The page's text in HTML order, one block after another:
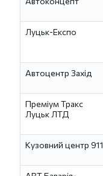
Луцьк-Експо
Автоцентр Захід
Преміум Тракс
Луцьк ЛТД
Кузовний центр 911